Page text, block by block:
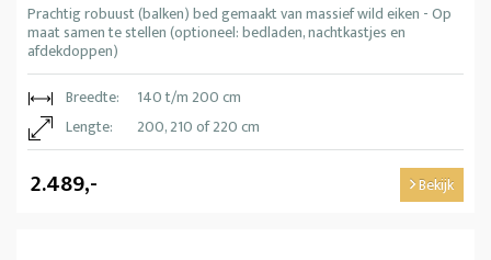
Prachtig robuust (balken) bed gemaakt van massief wild eiken - Op
maat samen te stellen (optioneel: bedladen, nachtkastjes en
afdekdoppen)
Breedte:
140 t/m 200 cm
Lengte:
200, 210 of 220 cm
2.489,- Bekijk